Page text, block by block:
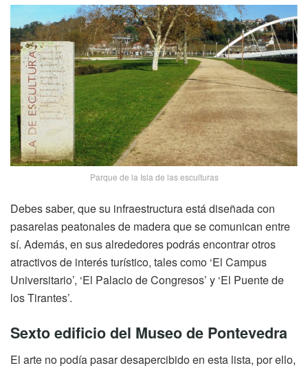
Parque de la Isla de las esculturas
Debes saber, que su infraestructura está diseñada con
pasarelas peatonales de madera que se comunican entre
sí. Además, en sus alrededores podrás encontrar otros
atractivos de interés turístico, tales como ‘El Campus
Universitario’, ‘El Palacio de Congresos’ y ‘El Puente de
los Tirantes’.
Sexto edificio del Museo de Pontevedra
El arte no podía pasar desapercibido en esta lista, por ello,